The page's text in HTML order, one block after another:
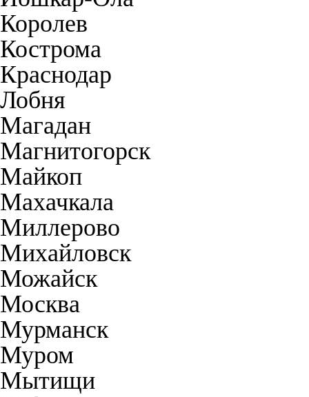
Королев
Кострома
Краснодар
Лобня
Магадан
Магнитогорск
Майкоп
Махачкала
Миллерово
Михайловск
Можайск
Москва
Мурманск
Муром
Мытищи